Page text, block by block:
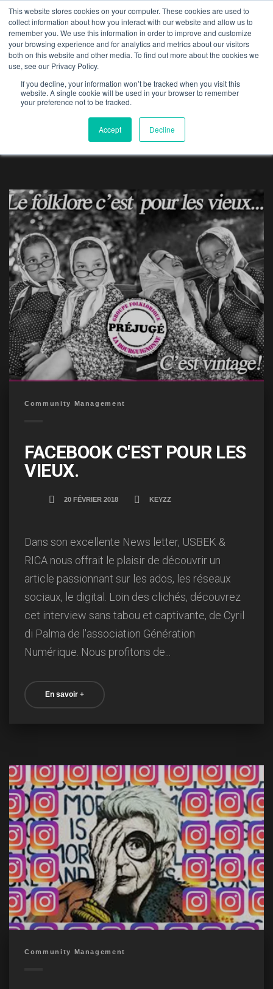
This website stores cookies on your computer. These cookies are used to
collect information about how you interact with our website and allow us to
remember you. We use this information in order to improve and customize
your browsing experience and for analytics and metrics about our visitors
both on this website and other media. To find out more about the cookies we
use, see our Privacy Policy.
If you decline, your information won’t be tracked when you visit this
website. A single cookie will be used in your browser to remember
your preference not to be tracked.
Accept Decline
blog
Community Management
FACEBOOK C'EST POUR LES
VIEUX.
20 FÉVRIER 2018 KEYZZ
Dans son excellente News letter, USBEK &
RICA nous offrait le plaisir de découvrir un
article passionnant sur les ados, les réseaux
sociaux, le digital. Loin des clichés, découvrez
cet interview sans tabou et captivante, de Cyril
di Palma de l'association Génération
Numérique. Nous profitons de...
En savoir +
Community Management